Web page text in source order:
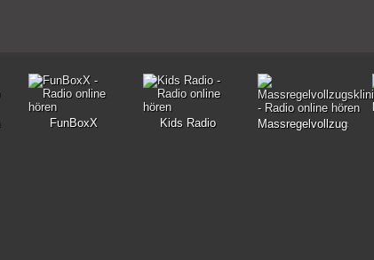
FunBoxX Kids Radio Massregelvollzugsklinik